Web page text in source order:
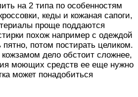
на 2 типа по особенностям
кеды и кожаная сапоги,
проще поддаются
похож например с одеждой
пятно, потом постирать целиком.
дело обстоит сложнее,
моющих средств ее еще нужно
может понадобиться